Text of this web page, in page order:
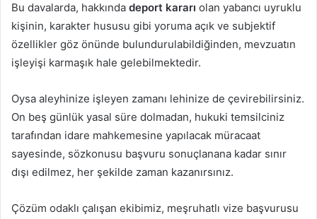
Bu davalarda, hakkında deport kararı olan yabancı uyruklu
kişinin, karakter hususu gibi yoruma açık ve subjektif
özellikler göz önünde bulundurulabildiğinden, mevzuatın
işleyişi karmaşık hale gelebilmektedir.
Oysa aleyhinize işleyen zamanı lehinize de çevirebilirsiniz.
On beş günlük yasal süre dolmadan, hukuki temsilciniz
tarafından idare mahkemesine yapılacak müracaat
sayesinde, sözkonusu başvuru sonuçlanana kadar sınır
dışı edilmez, her şekilde zaman kazanırsınız.
Çözüm odaklı çalışan ekibimiz, meşruhatlı vize başvurusu